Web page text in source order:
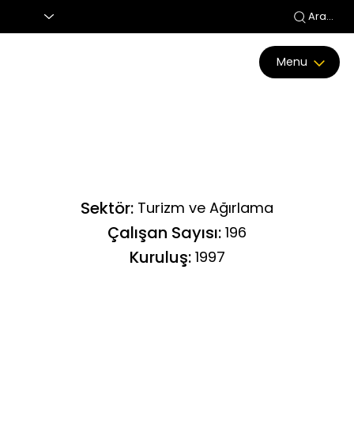
Menu
Ara...
Sektör: Turizm ve Ağırlama
Çalışan Sayısı: 196
Kuruluş: 1997